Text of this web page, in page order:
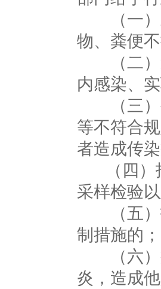
（一）
物、粪便
（二）
内感染、
（三）
等不符合
者造成传
（四）
采样检验
（五）
制措施的；
（六）
炎，造成